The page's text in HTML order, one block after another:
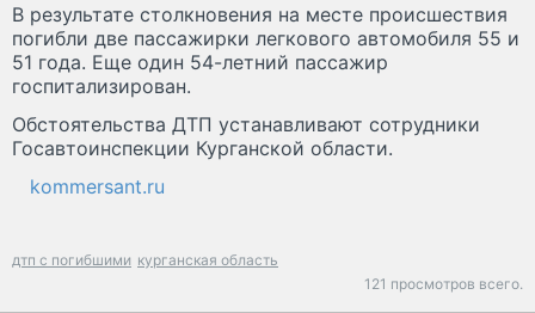
В результате столкновения на месте происшествия
погибли две пассажирки легкового автомобиля 55 и
51 года. Еще один 54-летний пассажир
госпитализирован.
Обстоятельства ДТП устанавливают сотрудники
Госавтоинспекции Курганской области.
kommersant.ru
дтп с погибшими курганская область
121 просмотров всего.